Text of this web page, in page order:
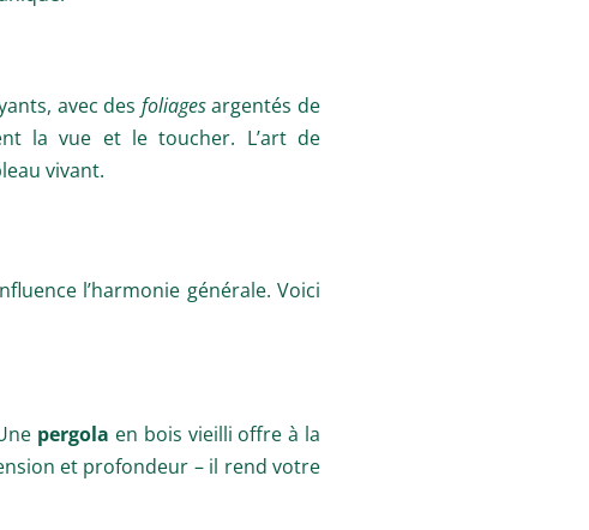
avec des foliagesargentés de
la vue et le toucher. L’art de
vivant.
l’harmonie générale. Voici
pergola en bois vieilli offre à la
et profondeur – il rend votre